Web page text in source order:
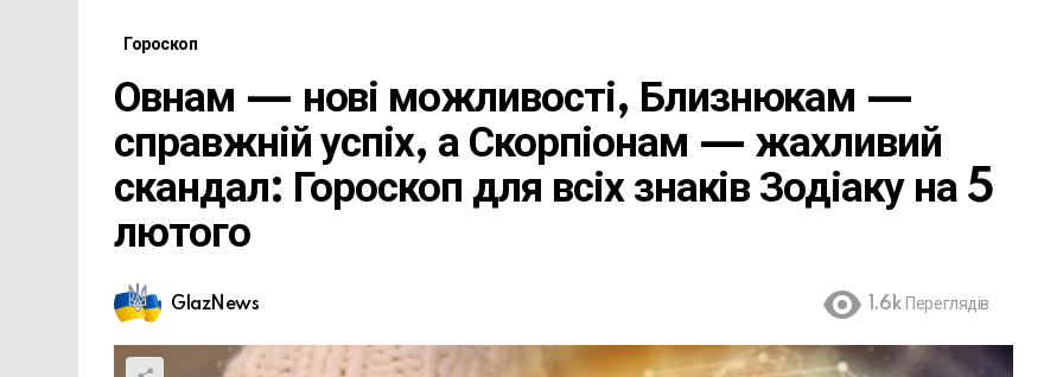
Гороскоп
Овнам — нові можливості, Близнюкам —
справжній успіх, а Скорпіонам — жахливий
скандал: Гороскоп для всіх знаків Зодіаку на 5
лютого
GlazNews 1.6k Переглядів